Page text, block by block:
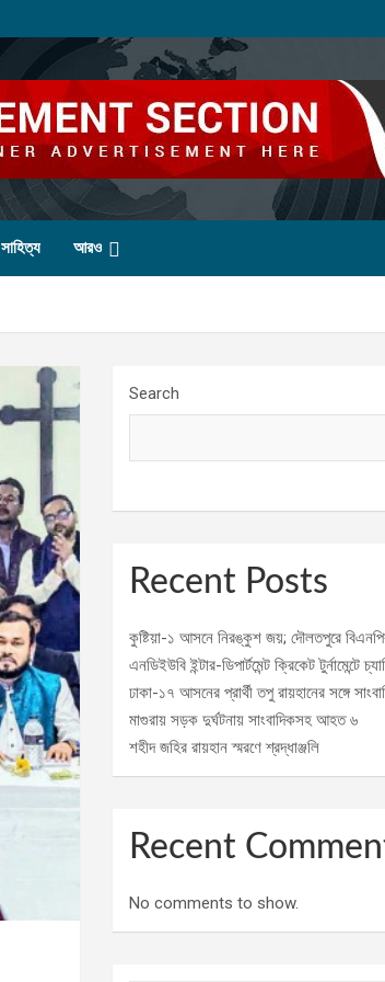
সাহিত্য আরও
Search
Recent Posts
কুষ্টিয়া-১ আসনে নিরঙ্কুশ জয়; দৌলতপুরে
এনডিইউবি ইন্টার-ডিপার্টমেন্ট ক্রিকেট টুর্নামেন্টে
ঢাকা-১৭ আসনের প্রার্থী তপু রায়হানের সঙ্গে
মাগুরায় সড়ক দুর্ঘটনায় সাংবাদিকসহ আহত ৬
শহীদ জহির রায়হান স্মরণে শ্রদ্ধাঞ্জলি
Recent
No comments to show.